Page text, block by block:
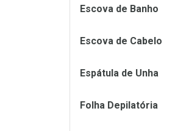
Escova de Banho
Escova de Cabelo
Espátula de Unha
Folha Depilatória